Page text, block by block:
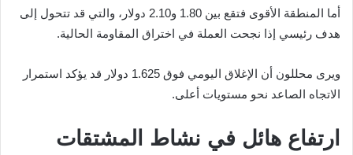
أما المنطقة الأقوى فتقع بين 1.80 و2.10 دولار، والتي قد تتحول إلى
هدف رئيسي إذا نجحت العملة في اختراق المقاومة الحالية.
ويرى محللون أن الإغلاق اليومي فوق 1.625 دولار قد يؤكد استمرار
الاتجاه الصاعد نحو مستويات أعلى.
ارتفاع هائل في نشاط المشتقات